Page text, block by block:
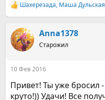
Р
е
к
ц
и
Шахерезада, Маша Дульская
Anna1378
Старожил
10 Фев 2016
Привет! Ты уже бросил
круто!)) Удачи! Все